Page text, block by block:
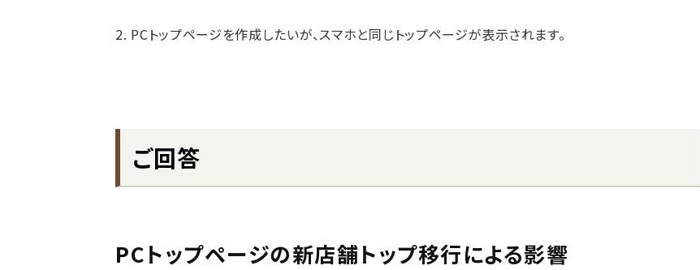
2. PCトップページを作成したいが、スマホと同じトップページが表示されます。
ご回答
PCトップページの新店舗トップ移行による影響